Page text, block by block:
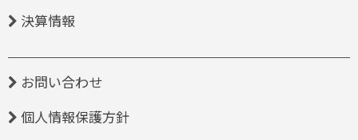
決算情報
お問い合わせ
個人情報保護方針